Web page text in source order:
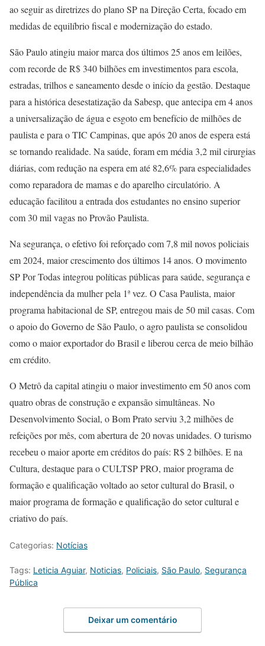
ao seguir as diretrizes do plano SP na Direção Certa, focado em
medidas de equilíbrio fiscal e modernização do estado.
São Paulo atingiu maior marca dos últimos 25 anos em leilões,
com recorde de R$ 340 bilhões em investimentos para escola,
estradas, trilhos e saneamento desde o início da gestão. Destaque
para a histórica desestatização da Sabesp, que antecipa em 4 anos
a universalização de água e esgoto em benefício de milhões de
paulista e para o TIC Campinas, que após 20 anos de espera está
se tornando realidade. Na saúde, foram em média 3,2 mil cirurgias
diárias, com redução na espera em até 82,6% para especialidades
como reparadora de mamas e do aparelho circulatório. A
educação facilitou a entrada dos estudantes no ensino superior
com 30 mil vagas no Provão Paulista.
Na segurança, o efetivo foi reforçado com 7,8 mil novos policiais
em 2024, maior crescimento dos últimos 14 anos. O movimento
SP Por Todas integrou políticas públicas para saúde, segurança e
independência da mulher pela 1ª vez. O Casa Paulista, maior
programa habitacional de SP, entregou mais de 50 mil casas. Com
o apoio do Governo de São Paulo, o agro paulista se consolidou
como o maior exportador do Brasil e liberou cerca de meio bilhão
em crédito.
O Metrô da capital atingiu o maior investimento em 50 anos com
quatro obras de construção e expansão simultâneas. No
Desenvolvimento Social, o Bom Prato serviu 3,2 milhões de
refeições por mês, com abertura de 20 novas unidades. O turismo
recebeu o maior aporte em créditos do país: R$ 2 bilhões. E na
Cultura, destaque para o CULTSP PRO, maior programa de
formação e qualificação voltado ao setor cultural do Brasil, o
maior programa de formação e qualificação do setor cultural e
criativo do país.
Categorias: Notícias
Tags: Leticia Aguiar, Noticias, Policiais, São Paulo, Segurança
Pública
Deixar um comentário